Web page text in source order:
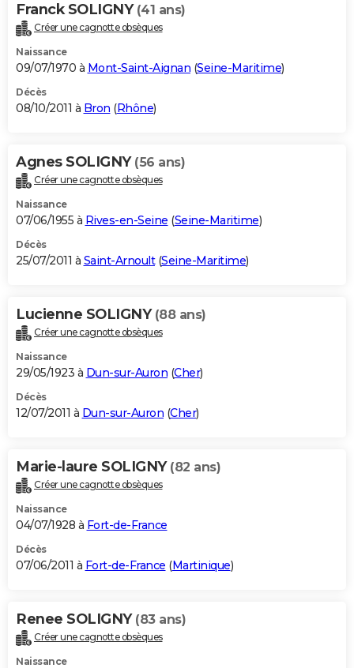
Franck SOLIGNY (41 ans)
Créer une cagnotte obsèques
Naissance
09/07/1970 à Mont-Saint-Aignan (Seine-Maritime)
Décès
08/10/2011 à Bron (Rhône)
Agnes SOLIGNY (56 ans)
Créer une cagnotte obsèques
Naissance
07/06/1955 à Rives-en-Seine (Seine-Maritime)
Décès
25/07/2011 à Saint-Arnoult(Seine-Maritime)
Lucienne SOLIGNY (88 ans)
Créer une cagnotte obsèques
Naissance
29/05/1923 à Dun-sur-Auron (Cher)
Décès
12/07/2011 à Dun-sur-Auron (Cher)
Marie-laure SOLIGNY (82 ans)
Créer une cagnotte obsèques
Naissance
04/07/1928 à Fort-de-France
Décès
07/06/2011 à Fort-de-France (Martinique)
Renee SOLIGNY (83 ans)
Créer une cagnotte obsèques
Naissance